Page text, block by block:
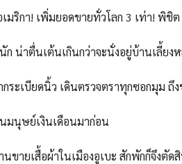
มริกา! เพิ่มยอดขายทั่วโลก 3 เท่า! พิชิ
ก น่าตื่นเต้นเกินกว่าจะนั่งอยู่บ้านเลี้ยง
กระเบียดนิ้ว เดินตรวจตราทุกซอกมุม ถึ
มนุษย์เงินเดือนมาก่อน
ขายเสื้อผ้าในเมืองอูเบะ สักพักก็จึงตัด